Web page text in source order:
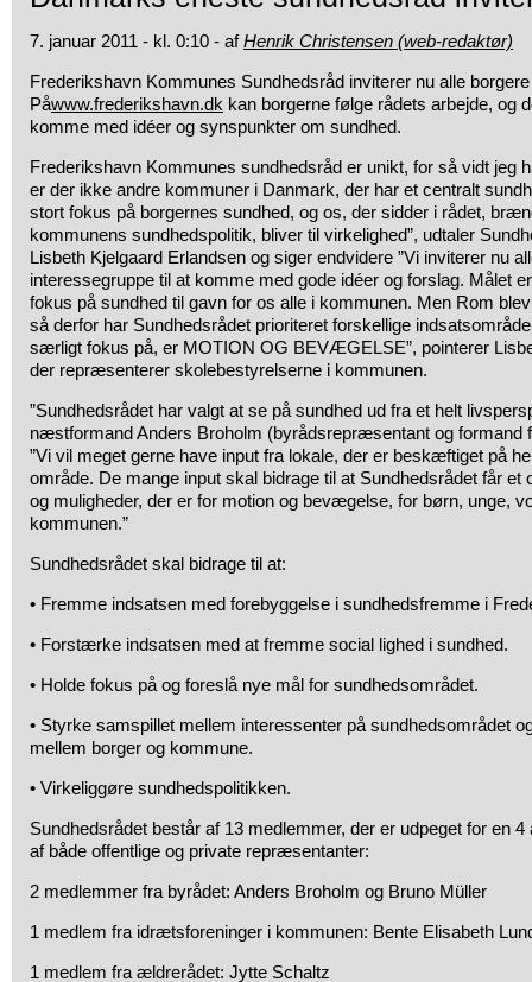
7. januar 2011 - kl. 0:10 - afHenrik Christensen (web-redaktør)
Frederikshavn Kommunes Sundhedsråd inviterer nu alle
Påwww.frederikshavn.dk kan borgerne følge rådets arbejde, og
komme med idéer og synspunkter om sundhed.
Frederikshavn Kommunes sundhedsråd er unikt, for så vidt jeg
er der ikke andre kommuner i Danmark, der har et centralt
stort fokus på borgernes sundhed, og os, der sidder i rådet,
kommunens sundhedspolitik, bliver til virkelighed”, udtaler
Lisbeth Kjelgaard Erlandsen og siger endvidere ”Vi inviterer nu
interessegruppe til at komme med gode idéer og forslag. Målet
fokus på sundhed til gavn for os alle i kommunen. Men Rom
så derfor har Sundhedsrådet prioriteret forskellige
særligt fokus på, er MOTION OG BEVÆGELSE”, pointerer
der repræsenterer skolebestyrelserne i kommunen.
”Sundhedsrådet har valgt at se på sundhed ud fra et helt
næstformand Anders Broholm (byrådsrepræsentant og formand
”Vi vil meget gerne have input fra lokale, der er beskæftiget på
område. De mange input skal bidrage til at Sundhedsrådet får et
og muligheder, der er for motion og bevægelse, for børn, unge,
kommunen.”
Sundhedsrådet skal bidrage til at:
• Fremme indsatsen med forebyggelse i sundhedsfremme i
• Forstærke indsatsen med at fremme social lighed i sundhed.
• Holde fokus på og foreslå nye mål for sundhedsområdet.
• Styrke samspillet mellem interessenter på sundhedsområdet
mellem borger og kommune.
• Virkeliggøre sundhedspolitikken.
Sundhedsrådet består af 13 medlemmer, der er udpeget for en
af både offentlige og private repræsentanter:
2 medlemmer fra byrådet: Anders Broholm og Bruno Müller
1 medlem fra idrætsforeninger i kommunen: Bente Elisabeth
1 medlem fra ældrerådet: Jytte Schaltz